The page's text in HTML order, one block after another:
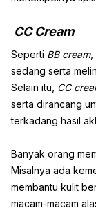
CC Cream
Seperti BB cream,
sedang serta
Selain itu, CC
serta dirancang
terkadang hasil
Banyak orang
Misalnya ada
membantu kulit
macam-macam